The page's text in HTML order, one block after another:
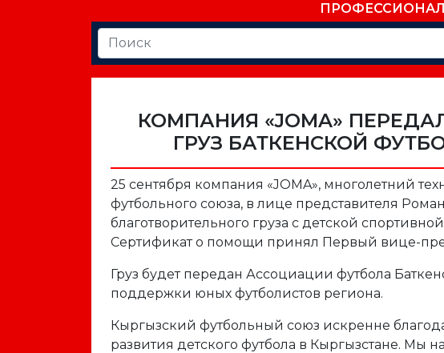
КОМПАНИЯ «JOMA»
ГРУЗ БАТКЕНСКОЙ
25 сентября компания «JOMA», многолетний
футбольного союза, в лице представителя
благотворительного груза с детской
Сертификат о помощи принял Первый вице-
Груз будет передан Ассоциации футбола
поддержки юных футболистов региона.
Кыргызский футбольный союз искренне
развития детского футбола в Кыргызстане. Мы